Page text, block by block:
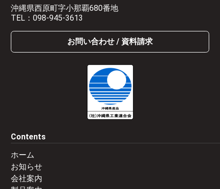
沖縄県西原町字小那覇680番地
TEL：098-945-3613
お問い合わせ / 資料請求
Contents
ホーム
お知らせ
会社案内